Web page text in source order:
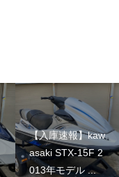
【入庫速報】kaw
asaki STX-15F 2
013年モデル ...